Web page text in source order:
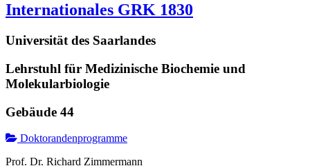
Internationales GRK 1830
Universität des Saarlandes
Lehrstuhl für Medizinische Biochemie und
Molekularbiologie
Gebäude 44
Doktorandenprogramme
Prof. Dr. Richard Zimmermann